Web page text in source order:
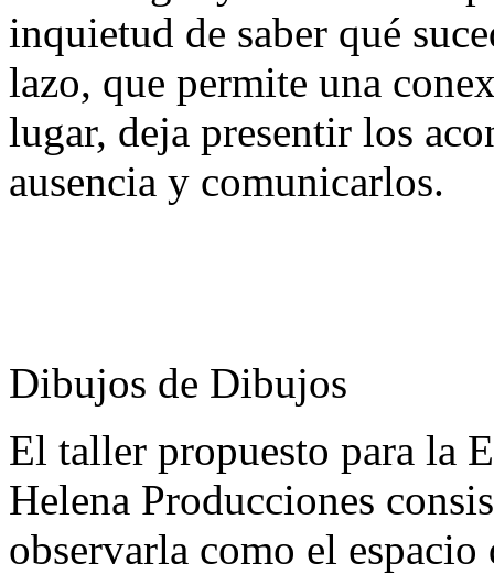
inquietud de saber qué
lazo, que permite una
lugar, deja presentir los
ausencia y comunicarlos.
Dibujos de Dibujos
El taller propuesto para la
Helena Producciones
observarla como el espacio